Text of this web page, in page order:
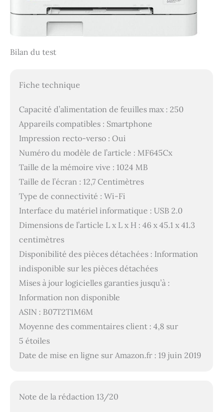
Bilan du test
Fiche technique
Capacité d’alimentation de feuilles max : 250
Appareils compatibles : Smartphone
Impression recto-verso : Oui
Numéro du modèle de l’article : MF645Cx
Taille de la mémoire vive : 1024 MB
Taille de l’écran : 12,7 Centimètres
Type de connectivité : Wi-Fi
Interface du matériel informatique : USB 2.0
Dimensions de l’article L x L x H : 46 x 45.1 x 41.3
centimètres
Disponibilité des pièces détachées : Information
indisponible sur les pièces détachées
Mises à jour logicielles garanties jusqu’à :
Information non disponible
ASIN : B07T2T1M6M
Moyenne des commentaires client : 4,8 sur
5 étoiles
Date de mise en ligne sur Amazon.fr : 19 juin 2019
Note de la rédaction 13/20